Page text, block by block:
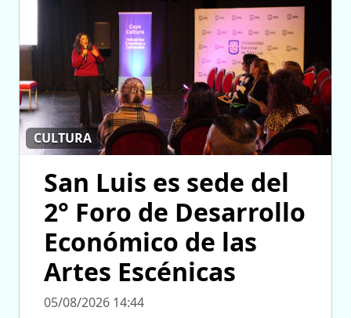
CULTURA
San Luis es sede del
2° Foro de Desarrollo
Económico de las
Artes Escénicas
05/08/2026 14:44